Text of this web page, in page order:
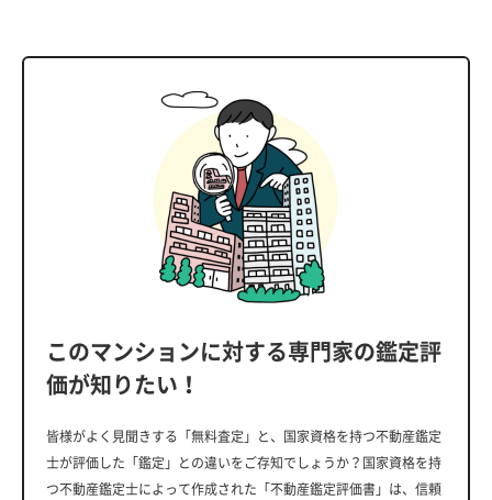
このマンションに対する専門家の鑑定評
価が知りたい！
皆様がよく見聞きする「無料査定」と、国家資格を持つ不動産鑑定
士が評価した「鑑定」との違いをご存知でしょうか？国家資格を持
つ不動産鑑定士によって作成された「不動産鑑定評価書」は、信頼